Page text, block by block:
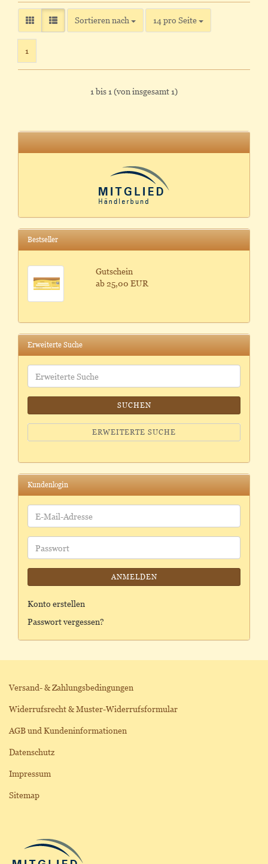
Sortieren nach
Sortieren nach 14 pro Seite
pro Seite
1
1 bis 1 (von insgesamt 1)
Bestseller
Gutschein
ab 25,00 EUR
Erweiterte Suche
Erweiterte
Suche
SUCHEN
ERWEITERTE SUCHE
Kundenlogin
E-
Mail-
Adresse
Passwort
ANMELDEN
Konto erstellen
Passwort vergessen?
Versand- & Zahlungsbedingungen
Widerrufsrecht & Muster-Widerrufsformular
AGB und Kundeninformationen
Datenschutz
Impressum
Sitemap